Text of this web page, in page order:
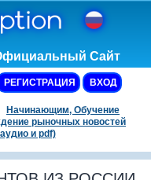
Сайт
РЕГИСТРАЦИЯ ВХОД
Начинающим, Обучение
рыночных новостей
и pdf)